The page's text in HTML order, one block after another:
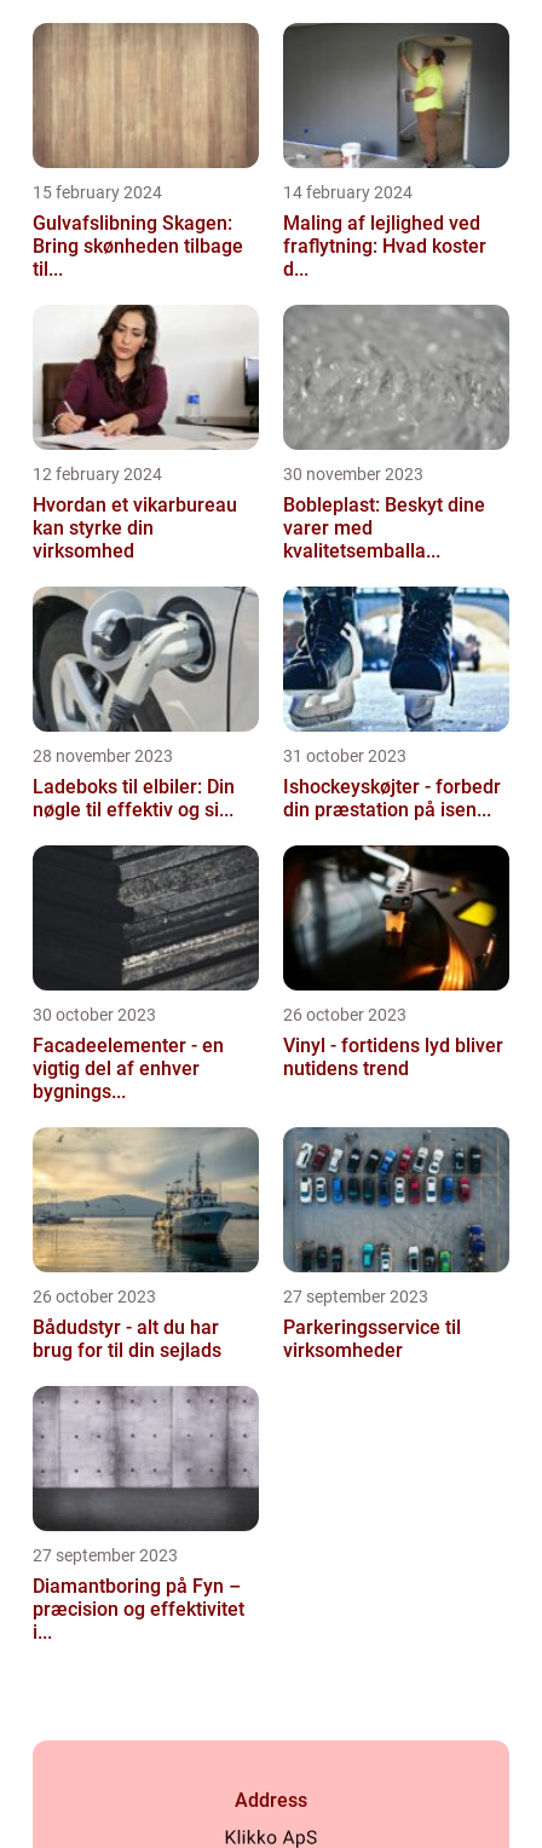
15 february 2024
Gulvafslibning Skagen:
Bring skønheden tilbage
til...
14 february 2024
Maling af lejlighed ved
fraflytning: Hvad koster
d...
12 february 2024
Hvordan et vikarbureau
kan styrke din
virksomhed
30 november 2023
Bobleplast: Beskyt dine
varer med
kvalitetsemballa...
28 november 2023
Ladeboks til elbiler: Din
nøgle til effektiv og si...
31 october 2023
Ishockeyskøjter - forbedr
din præstation på isen...
30 october 2023
Facadeelementer - en
vigtig del af enhver
bygnings...
26 october 2023
Vinyl - fortidens lyd bliver
nutidens trend
26 october 2023
Bådudstyr - alt du har
brug for til din sejlads
27 september 2023
Parkeringsservice til
virksomheder
27 september 2023
Diamantboring på Fyn –
præcision og effektivitet
i...
Address